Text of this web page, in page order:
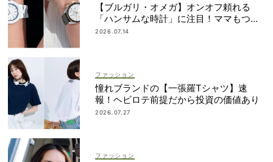
【ブルガリ・オメガ】オンオフ頼れる
「ハンサムな時計」に注目！ママもつけ
やすいサイズ感って？
2026.07.14
ファッション
憧れブランドの【一張羅Tシャツ】速
報！ヘビロテ前提だから投資の価値あり
2026.07.27
ファッション